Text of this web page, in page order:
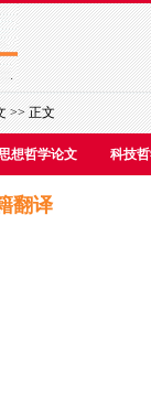
>> 正文
想哲学论文 科技
翻译